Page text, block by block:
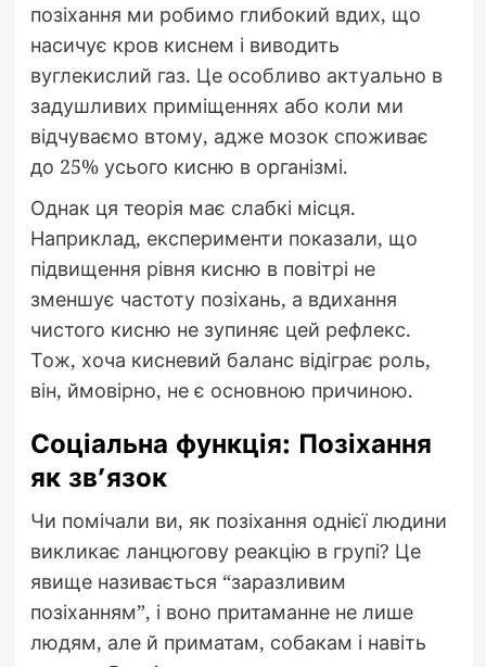
позіхання ми робимо глибокий вдих, що
насичує кров киснем і виводить
вуглекислий газ. Це особливо актуально в
задушливих приміщеннях або коли ми
відчуваємо втому, адже мозок споживає
до 25% усього кисню в організмі.
Однак ця теорія має слабкі місця.
Наприклад, експерименти показали, що
підвищення рівня кисню в повітрі не
зменшує частоту позіхань, а вдихання
чистого кисню не зупиняє цей рефлекс.
Тож, хоча кисневий баланс відіграє роль,
він, ймовірно, не є основною причиною.
Соціальна функція: Позіхання
як зв’язок
Чи помічали ви, як позіхання однієї людини
викликає ланцюгову реакцію в групі? Це
явище називається “заразливим
позіханням”, і воно притаманне не лише
людям, але й приматам, собакам і навіть